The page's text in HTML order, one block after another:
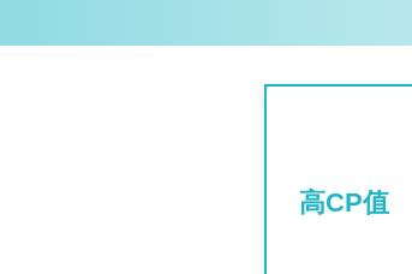
​高CP值